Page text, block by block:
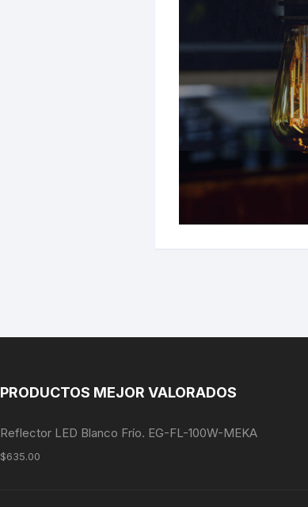
PRODUCTOS MEJOR VALORADOS
Reflector LED Blanco Frío. EG-FL-100W-MEKA
$635.00